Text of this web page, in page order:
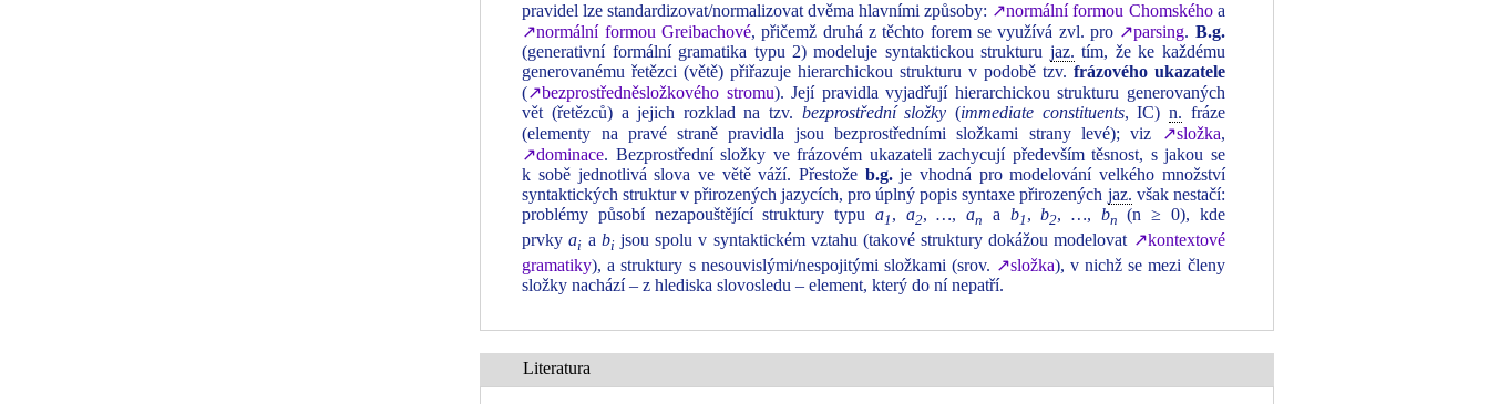
pravidel lze standardizovat/normalizovat dvěma hlavními způsoby: ↗normální formou Chomskéhoa
↗normální formou Greibachové, přičemž druhá z těchto forem se využívá zvl. pro ↗parsing. B.g.
(generativní formální gramatika typu 2) modeluje syntaktickou strukturu jaz. tím, že ke každému
generovanému řetězci (větě) přiřazuje hierarchickou strukturu v podobě tzv. frázového ukazatele
(↗bezprostředněsložkového stromu). Její pravidla vyjadřují hierarchickou strukturu generovaných
vět (řetězců) a jejich rozklad na tzv. bezprostřední složky (immediate constituents, IC) n. fráze
(elementy na pravé straně pravidla jsou bezprostředními složkami strany levé); viz
↗složka,
↗dominace. Bezprostřední složky ve frázovém ukazateli zachycují především těsnost, s jakou se
k sobě jednotlivá slova ve větě váží. Přestože b.g.je vhodná pro modelování velkého množství
syntaktických struktur v přirozených jazycích, pro úplný popis syntaxe přirozených jaz. však nestačí:
problémy působí nezapouštějící struktury typu a1 , a2,…,an a b1 ,b2, …, bn (n ≥ 0), kde
prvkyai a bijsou spolu v syntaktickém vztahu (takové struktury dokážou modelovat ↗kontextové
gramatiky), a struktury s nesouvislými/nespojitými složkami (srov. ↗složka), v nichž se mezi členy
složky nachází – z hlediska slovosledu – element, který do ní nepatří.
Literatura